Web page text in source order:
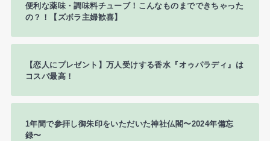
便利な薬味・調味料チューブ！こんなものまでできちゃった
の？！【ズボラ主婦歓喜】
【恋人にプレゼント】万人受けする香水『オゥパラディ』は
コスパ最高！
1年間で参拝し御朱印をいただいた神社仏閣〜2024年備忘
録〜